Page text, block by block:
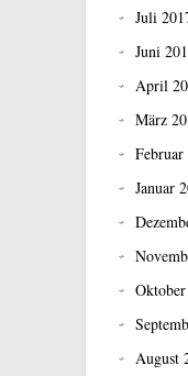
Juli
Juni
April
März
Februar
Januar
August